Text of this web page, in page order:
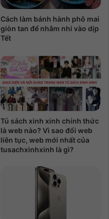
Cách làm bánh hành phô mai
giòn tan để nhâm nhi vào dịp
Tết
Tủ sách xinh xinh chính thức
là web nào? Vì sao đổi web
liên tục, web mới nhất của
tusachxinhxinh là gì?